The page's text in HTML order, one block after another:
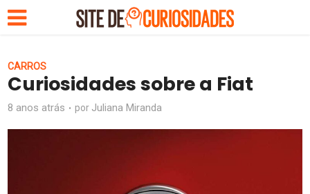
CARROS
Curiosidades sobre a Fiat
8 anos atrás por Juliana Miranda